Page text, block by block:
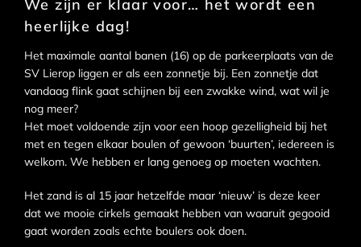
We zijn er klaar voor… het wordt een
heerlijke dag!
Het maximale aantal banen (16) op de parkeerplaats van de
SV Lierop liggen er als een zonnetje bij. Een zonnetje dat
vandaag flink gaat schijnen bij een zwakke wind, wat wil je
nog meer?
Het moet voldoende zijn voor een hoop gezelligheid bij het
met en tegen elkaar boulen of gewoon ‘buurten’, iedereen is
welkom. We hebben er lang genoeg op moeten wachten.
Het zand is al 15 jaar hetzelfde maar ‘nieuw’ is deze keer
dat we mooie cirkels gemaakt hebben van waaruit gegooid
gaat worden zoals echte boulers ook doen.